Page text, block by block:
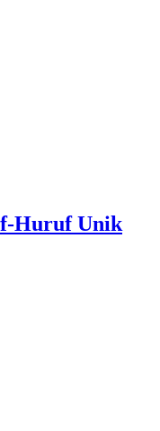
Huruf Unik